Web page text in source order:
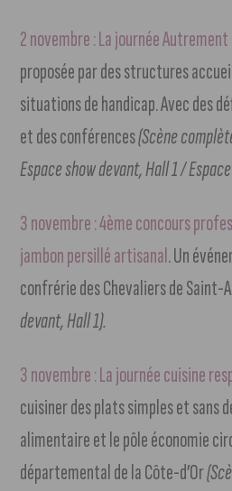
2 novembre : La journée
proposée par des structures
situations de handicap. Avec des
et des conférences(Scène
Espace show devant, Hall 1 /
3 novembre : 4ème concours
jambon persillé artisanal. Un
confrérie des Chevaliers de
devant, Hall 1).
3 novembre : La journée cuisine
cuisiner des plats simples et sans
alimentaire et le pôle économie
départemental de la Côte-d’Or